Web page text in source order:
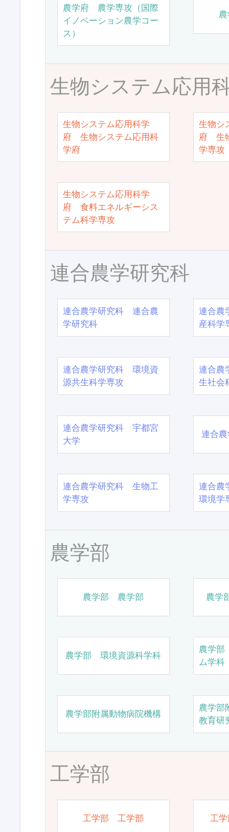
農学府 農学専攻（国際
イノベーション農学コー
ス）
生物システム応用
生物システム応用科学
府 生物システム応用科
学府
生物シ
府 生
学専攻
生物システム応用科学
府 食料エネルギーシス
テム科学専攻
連合農学研究科
連合農学研究科 連合農
学研究科
連合農
産科学
連合農学研究科 環境資
源共生科学専攻
連合農
生社会
連合農学研究科 宇都宮
大学
連合
連合農学研究科 生物工
学専攻
連合農
環境学
農学部
農学部 農学部 農学
農学部 環境資源科学科
農学
ム学科
農学部附属動物病院機構
農学部
教育研
工学部
工学部 工学部 工